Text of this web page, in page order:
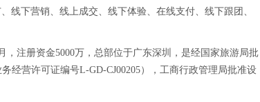
线下营销、线上成交、线下体验、在线支付、线下跟团、
注册资金5000万，总部位于广东深圳，是经国家旅游局批
经营许可证编号L-GD-CJ00205），工商行政管理局批准设